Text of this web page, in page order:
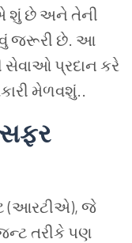
શું છે અને તેની
જરૂરી છે. આ
પ્રદાન કરે
મેળવશું..
(આરટીએ), જે
તરીકે પણ